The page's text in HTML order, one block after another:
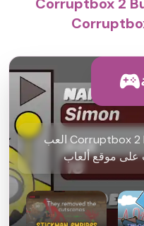
العب Corruptbox 2 But Sprunki عبر الإنترنت، لا